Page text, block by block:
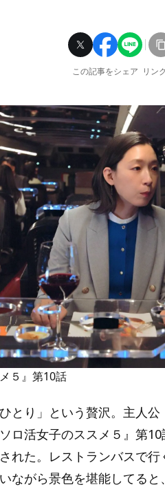
この記事をシェア リン
５』第10話
とり」という贅沢。主人
ロ活女子のススメ５』第
れた。レストランバスで
ながら景色を堪能してる